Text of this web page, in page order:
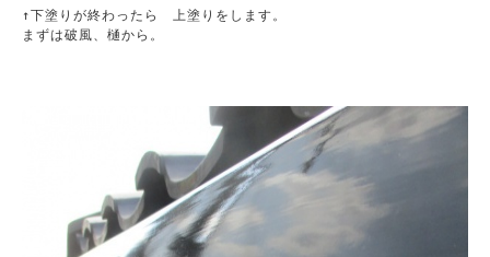
↑下塗りが終わったら　上塗りをします。
まずは破風、樋から。